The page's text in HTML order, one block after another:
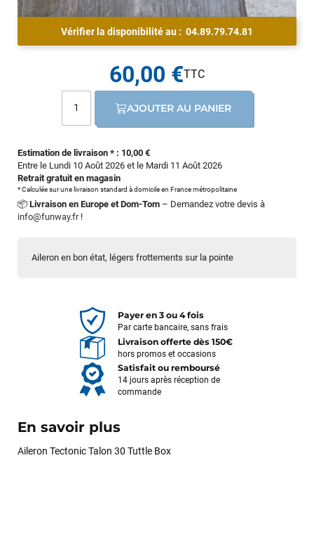
Aileron en bon état, légers frottements sur la pointe
Vérifier la disponibilité au : 04.89.79.74.81
Estimation de livraison * : 10,00 €
Entre le Lundi 10 Août 2026 et le Mardi 11 Août 2026
Retrait gratuit en magasin
* Calculée sur une livraison standard à domicile en France métropolitaine
📦 Livraison en Europe et Dom-Tom – Demandez votre devis à
info@funway.fr!
60,00 €
AJOUTER AU PANIER
Payer en 3 ou 4 fois
Par carte bancaire, sans frais
Livraison offerte dès 150€
hors promos et occasions
Satisfait ou remboursé
14 jours après réception de
commande
En savoir plus
Aileron Tectonic Talon 30 Tuttle Box